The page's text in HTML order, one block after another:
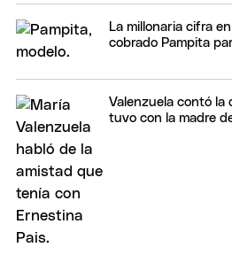
La millonaria cifra
cobrado Pampita
Valenzuela contó la
tuvo con la madre